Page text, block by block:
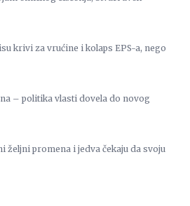
krivi za vrućine i kolaps EPS-a, nego
– politika vlasti dovela do novog
željni promena i jedva čekaju da svoju